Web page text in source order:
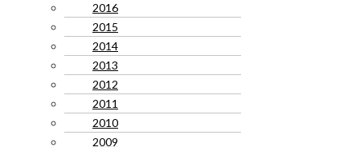
2016
2015
2014
2013
2012
2011
2010
2009